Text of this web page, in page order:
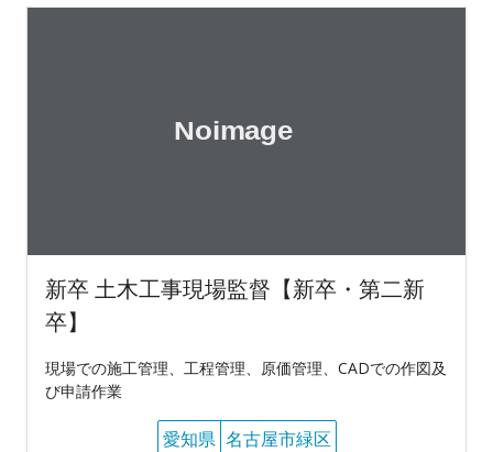
新卒 土木工事現場監督【新卒・第二新
卒】
現場での施工管理、工程管理、原価管理、CADでの作図及
び申請作業
愛知県 名古屋市緑区